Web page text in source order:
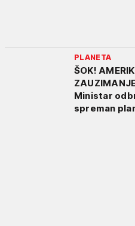
PLANETA
ŠOK!
Ministar
spreman